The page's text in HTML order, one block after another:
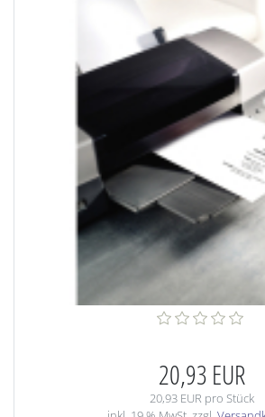
20,93 EUR
20,93 EUR pro Stück